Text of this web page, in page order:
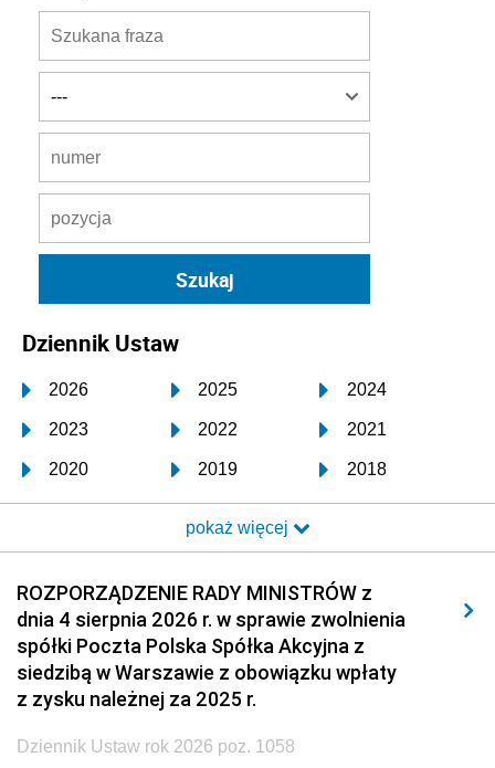
Dziennik Ustaw
2026 2025 2024
2023 2022 2021
2020 2019 2018
2017 2016 2015
2014 2013 2012
2011 2010 2009
2008 2007 2006
2005 2004 2003
2002 2001
1999 1998
pokaż więcej
ROZPORZĄDZENIE RADY MINISTRÓW z
dnia 4 sierpnia 2026 r. w sprawie zwolnienia
spółki Poczta Polska Spółka Akcyjna z
siedzibą w Warszawie z obowiązku wpłaty
z zysku należnej za 2025 r.
Dziennik Ustaw rok 2026 poz. 1058